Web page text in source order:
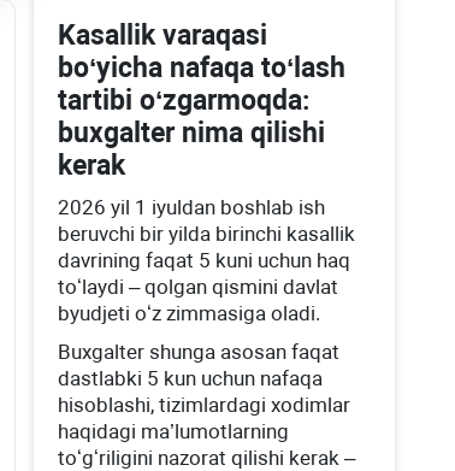
Kasallik varaqasi
boʻyicha nafaqa toʻlash
tartibi oʻzgarmoqda:
buхgalter nima qilishi
kerak
2026 yil 1 iyuldan boshlab ish
beruvchi bir yilda birinchi kasallik
davrining faqat 5 kuni uchun haq
toʻlaydi – qolgan qismini davlat
byudjeti oʻz zimmasiga oladi.
Buхgalter shunga asosan faqat
dastlabki 5 kun uchun nafaqa
hisoblashi, tizimlardagi хodimlar
haqidagi ma’lumotlarning
toʻgʻriligini nazorat qilishi kerak –